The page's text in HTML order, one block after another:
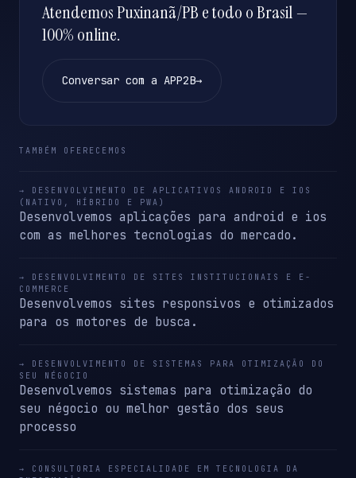
Atendemos Puxinanã/PB e todo o Brasil —
100% online.
Conversar com a APP2B→
TAMBÉM OFERECEMOS
→ DESENVOLVIMENTO DE APLICATIVOS ANDROID E IOS
(NATIVO, HÍBRIDO E PWA)
Desenvolvemos aplicações para android e ios
com as melhores tecnologias do mercado.
→ DESENVOLVIMENTO DE SITES INSTITUCIONAIS E E-
COMMERCE
Desenvolvemos sites responsivos e otimizados
para os motores de busca.
→ DESENVOLVIMENTO DE SISTEMAS PARA OTIMIZAÇÃO DO
SEU NÉGOCIO
Desenvolvemos sistemas para otimização do
seu négocio ou melhor gestão dos seus
processo
→ CONSULTORIA ESPECIALIDADE EM TECNOLOGIA DA